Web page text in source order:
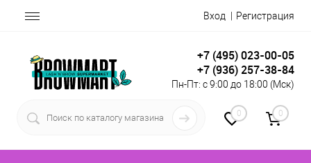
Вход Регистрация
+7 (495) 023-00-05
+7 (936) 257-38-84
Пн-Пт: с 9:00 до 18:00 (Мск)
0 0